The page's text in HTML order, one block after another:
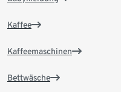
Kaffee
Kaffeemaschinen
Bettwäsche